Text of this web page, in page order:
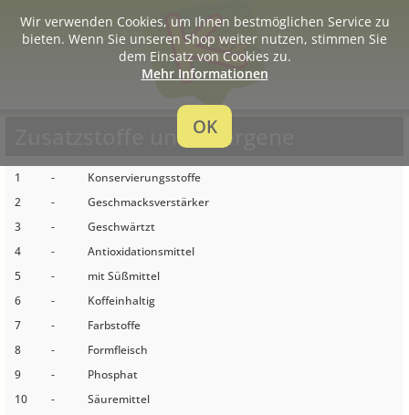
Zusatzstoffe und Allergene
1 -
Konservierungsstoffe
2
-
Geschmacksverstärker
3
-
Geschwärtzt
4
-
Antioxidationsmittel
5
-
mit Süßmittel
6
-
Koffeinhaltig
7
-
Farbstoffe
8
-
Formfleisch
9
-
Phosphat
10
-
Säuremittel
Wir verwenden Cookies, um Ihnen bestmöglichen Service zu
bieten. Wenn Sie unseren Shop weiter nutzen, stimmen Sie
dem Einsatz von Cookies zu.
Mehr Informationen
OK